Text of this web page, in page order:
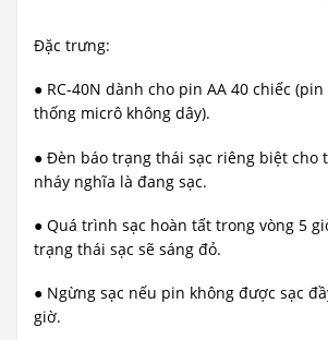
Đặc trưng:
● RC-40N dành cho pin AA 40 chiếc
thống micrô không dây).
● Đèn báo trạng thái sạc riêng biệt cho
nháy nghĩa là đang sạc.
● Quá trình sạc hoàn tất trong vòng 5
trạng thái sạc sẽ sáng đỏ.
● Ngừng sạc nếu pin không được sạc
giờ.